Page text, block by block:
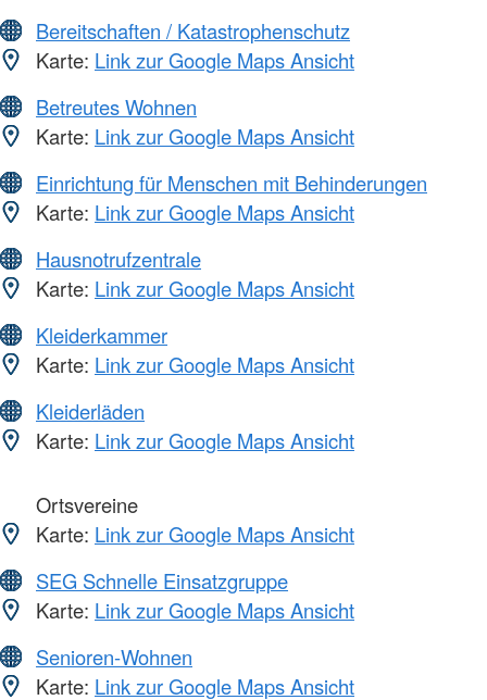
Bereitschaften / Katastrophenschutz
Karte: Link zur Google Maps Ansicht
Betreutes Wohnen
Karte: Link zur Google Maps Ansicht
Einrichtung für Menschen mit Behinderungen
Karte: Link zur Google Maps Ansicht
Hausnotrufzentrale
Karte: Link zur Google Maps Ansicht
Kleiderkammer
Karte: Link zur Google Maps Ansicht
Kleiderläden
Karte: Link zur Google Maps Ansicht
Ortsvereine
Karte: Link zur Google Maps Ansicht
SEG Schnelle Einsatzgruppe
Karte: Link zur Google Maps Ansicht
Senioren-Wohnen
Karte: Link zur Google Maps Ansicht